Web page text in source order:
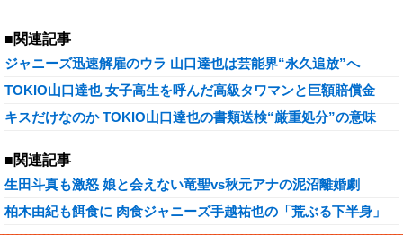
■関連記事
ジャニーズ迅速解雇のウラ 山口達也は芸能界“永久追放”へ
TOKIO山口達也 女子高生を呼んだ高級タワマンと巨額賠償金
キスだけなのか TOKIO山口達也の書類送検“厳重処分”の意味
■関連記事
生田斗真も激怒 娘と会えない竜聖vs秋元アナの泥沼離婚劇
柏木由紀も餌食に 肉食ジャニーズ手越祐也の「荒ぶる下半身」